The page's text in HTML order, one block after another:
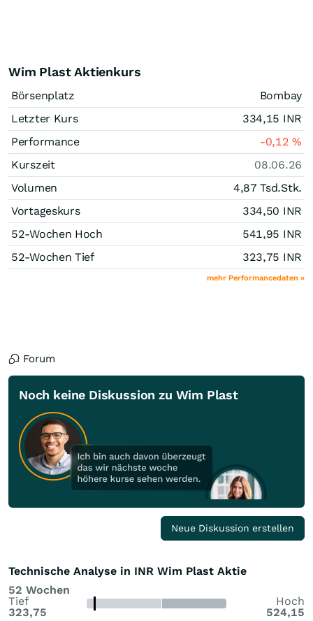
Wim Plast Aktienkurs
Börsenplatz
Bombay
Letzter Kurs
334,15 INR
Performance
-0,12%
Kurszeit
08.06.26
Volumen
4,87 Tsd.Stk.
Vortageskurs
334,50 INR
52-Wochen Hoch
541,95 INR
52-Wochen Tief
323,75 INR
mehr Performancedaten »
Forum
Noch keine Diskussion zu Wim Plast
Neue Diskussion erstellen
Technische Analyse in INR Wim Plast Aktie
52 Wochen
Tief
323,75
Hoch
524,15